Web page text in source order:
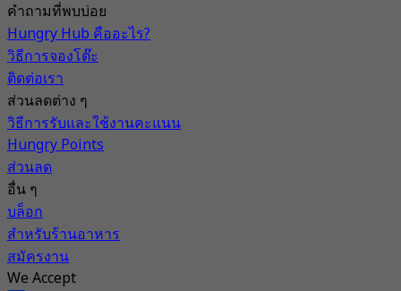
คำถามที่พบบ่อย
Hungry Hub คืออะไร?
วิธีการจองโต๊ะ
ติดต่อเรา
ส่วนลดต่าง ๆ
วิธีการรับและใช้งานคะแนน
Hungry Points
ส่วนลด
อื่น ๆ
บล็อก
สำหรับร้านอาหาร
สมัครงาน
We Accept